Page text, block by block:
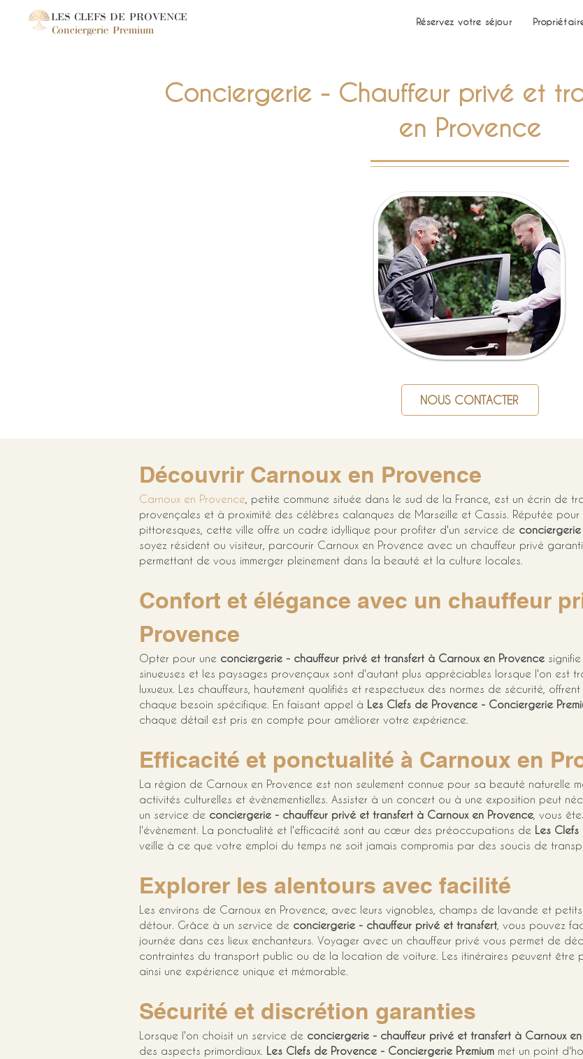
LES CLEFS DE PROVENCE
Conciergerie Premium
Réservez votre séjour
Conciergerie - Chauffeur privé et
en Provence
NOUS CONTACTER
Découvrir Carnoux en Provence
Carnoux en Provence , petite commune située dans le sud de la France, est un écrin de
provençales et à proximité des célèbres calanques de Marseille et Cassis. Réputée
pittoresques, cette ville offre un cadre idyllique pour profiter d'un service de
soyez résident ou visiteur, parcourir Carnoux en Provence avec un chauffeur privé
permettant de vous immerger pleinement dans la beauté et la culture locales.
Confort et élégance avec un chauffeur
Provence
Opter pour une conciergerie - chauffeur privé et transfert à Carnoux en Provence
sinueuses et les paysages provençaux sont d'autant plus appréciables lorsque l'on est
luxueux. Les chauffeurs, hautement qualifiés et respectueux des normes de sécurité,
chaque besoin spécifique. En faisant appel à Les Clefs de Provence - Conciergerie
chaque détail est pris en compte pour améliorer votre expérience.
Efficacité et ponctualité à Carnoux en
La région de Carnoux en Provence est non seulement connue pour sa beauté naturelle
activités culturelles et évènementielles. Assister à un concert ou à une exposition peut
un service de conciergerie - chauffeur privé et transfert à Carnoux en Provence , vous
l'évènement. La ponctualité et l'efficacité sont au cœur des préoccupations de Les
veille à ce que votre emploi du temps ne soit jamais compromis par des soucis de
Explorer les alentours avec facilité
Les environs de Carnoux en Provence, avec leurs vignobles, champs de lavande et
détour. Grâce à un service de conciergerie - chauffeur privé et transfert , vous pouvez
journée dans ces lieux enchanteurs. Voyager avec un chauffeur privé vous permet de
contraintes du transport public ou de la location de voiture. Les itinéraires peuvent être
ainsi une expérience unique et mémorable.
Sécurité et discrétion garanties
Lorsque l'on choisit un service de conciergerie - chauffeur privé et transfert à Carnoux
des aspects primordiaux. Les Clefs de Provence - Conciergerie Premium met un point